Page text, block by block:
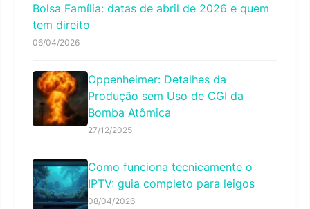
Bolsa Família: datas de abril de 2026 e quem
tem direito
06/04/2026
Oppenheimer: Detalhes da
Produção sem Uso de CGI da
Bomba Atômica
27/12/2025
Como funciona tecnicamente o
IPTV: guia completo para leigos
08/04/2026